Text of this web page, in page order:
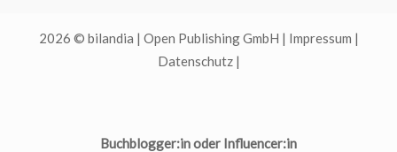
2026 © bilandia | Open Publishing GmbH | Impressum |
Datenschutz|
Buchblogger:in oder Influencer:in